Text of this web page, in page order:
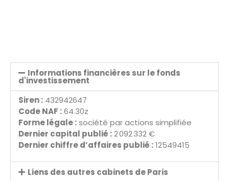
Informations financières sur le fonds
d'investissement
Siren : 432942647
Code NAF :64.30z
Forme légale :société par actions simplifiée
Dernier capital publié :2 092 332 €
Dernier chiffre d’affaires publié :12549415
Liens des autres cabinets de Paris